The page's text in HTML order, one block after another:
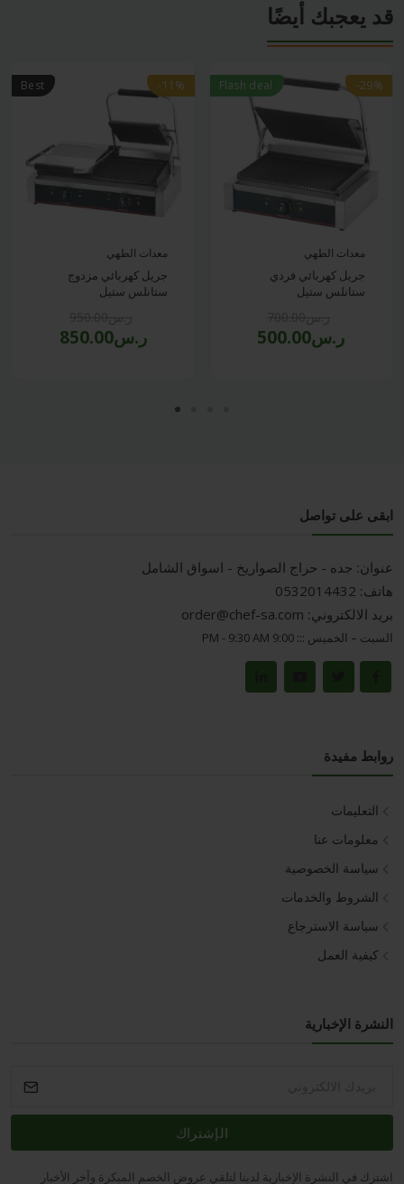
قد يعجبك أيضًا
Best -11%
-11%
معدات الطهي
جريل كهربائي مزدوج
ستانلس ستيل
ر.س850.00
Flash deal -29%
-29%
معدات الطهي
جريل كهربائي فردي
ستانلس ستيل
ر.س500.00
ابقى على تواصل
عنوان: جده - حراج الصواريخ - اسواق الشامل
هاتف: 0532014432
بريد الالكتروني: order@chef-sa.com
السبت – الخميس ::: 9:00 PM - 9:30 AM
روابط مفيدة
التعليمات
معلومات عنا
سياسة الخصوصية
الشروط والخدمات
سياسة الاسترجاع
كيفية العمل
النشرة الإخبارية
الإشتراك
اشترك في النشرة الإخبارية لدينا لتلقي عروض الخصم المبكرة وآخر الأخبار